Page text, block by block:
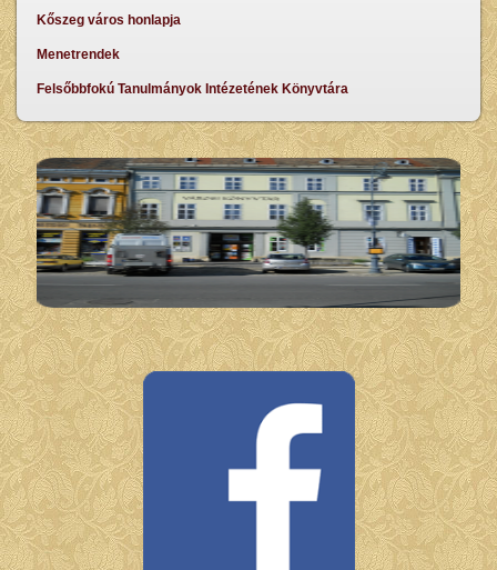
Kőszeg város honlapja
Menetrendek
Felsőbbfokú Tanulmányok Intézetének Könyvtára